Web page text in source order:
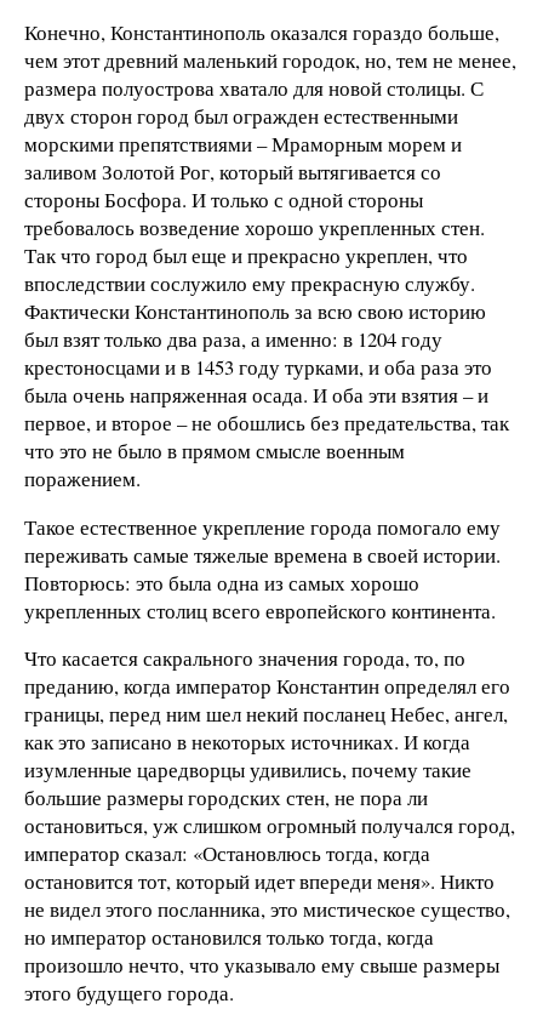
Конечно, Константинополь оказался гораздо больше,
чем этот древний маленький городок, но, тем не менее,
размера полуострова хватало для новой столицы. С
двух сторон город был огражден естественными
морскими препятствиями – Мраморным морем и
заливом Золотой Рог, который вытягивается со
стороны Босфора. И только с одной стороны
требовалось возведение хорошо укрепленных стен.
Так что город был еще и прекрасно укреплен, что
впоследствии сослужило ему прекрасную службу.
Фактически Константинополь за всю свою историю
был взят только два раза, а именно: в 1204 году
крестоносцами и в 1453 году турками, и оба раза это
была очень напряженная осада. И оба эти взятия – и
первое, и второе – не обошлись без предательства, так
что это не было в прямом смысле военным
поражением.
Такое естественное укрепление города помогало ему
переживать самые тяжелые времена в своей истории.
Повторюсь: это была одна из самых хорошо
укрепленных столиц всего европейского континента.
Что касается сакрального значения города, то, по
преданию, когда император Константин определял его
границы, перед ним шел некий посланец Небес, ангел,
как это записано в некоторых источниках. И когда
изумленные царедворцы удивились, почему такие
большие размеры городских стен, не пора ли
остановиться, уж слишком огромный получался город,
император сказал: «Остановлюсь тогда, когда
остановится тот, который идет впереди меня». Никто
не видел этого посланника, это мистическое существо,
но император остановился только тогда, когда
произошло нечто, что указывало ему свыше размеры
этого будущего города.